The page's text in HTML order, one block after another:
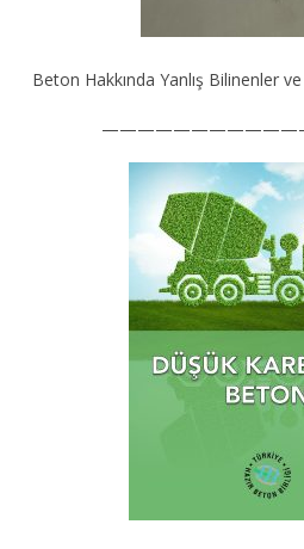
Beton Hakkında Yanlış Bilinenler